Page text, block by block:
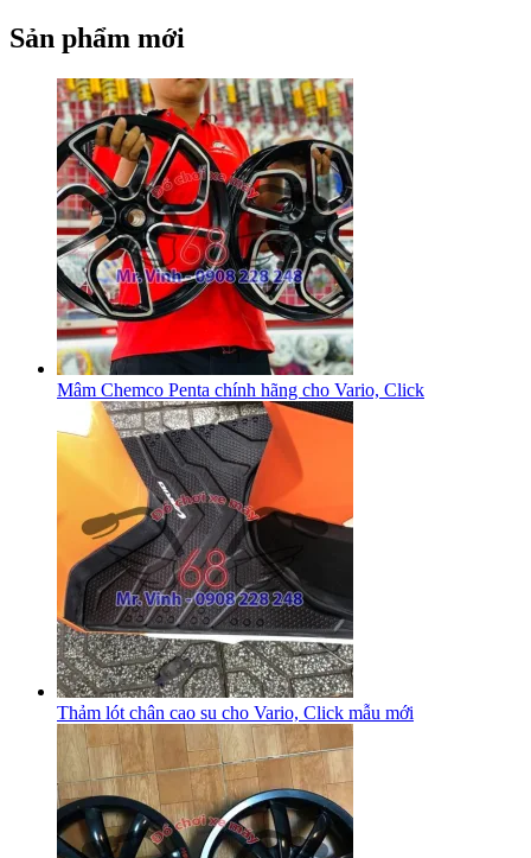
Sản phẩm mới
Mâm Chemco Penta chính hãng cho Vario, Click
Thảm lót chân cao su cho Vario, Click mẫu mới